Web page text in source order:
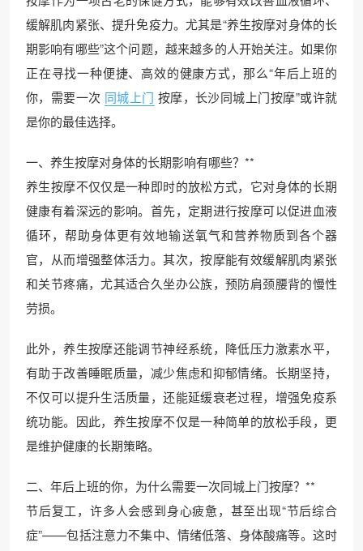
缓解肌肉紧张、提升免疫力。尤其是“养生按摩对身体的长
期影响有哪些”这个问题，越来越多的人开始关注。如果你
正在寻找一种便捷、高效的健康方式，那么“年后上班的
你，需要一次 同城上门 按摩，长沙同城上门按摩”或许就
是你的最佳选择。
一、养生按摩对身体的长期影响有哪些？**
养生按摩不仅仅是一种即时的放松方式，它对身体的长期
健康有着深远的影响。首先，定期进行按摩可以促进血液
循环，帮助身体更有效地输送氧气和营养物质到各个器
官，从而增强整体活力。其次，按摩能有效缓解肌肉紧张
和关节疼痛，尤其适合久坐办公族，预防肩颈腰背的慢性
劳损。
此外，养生按摩还能调节神经系统，降低压力激素水平，
有助于改善睡眠质量，减少焦虑和抑郁情绪。长期坚持，
不仅可以提升生活质量，还能延缓衰老过程，增强免疫系
统功能。因此，养生按摩不仅是一种简单的放松手段，更
是维护健康的长期策略。
二、年后上班的你，为什么需要一次同城上门按摩？**
节后复工，许多人会感到身心疲惫，甚至出现“节后综合
症”——包括注意力不集中、情绪低落、身体酸痛等。这时